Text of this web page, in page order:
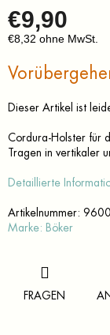
€9,90
€8,32 ohne MwSt.
Dieser Artikel ist
Cordura-Holster für
Tragen in vertikaler
Detaillierte
Artikelnummer:
Marke: Böker
FRAGEN